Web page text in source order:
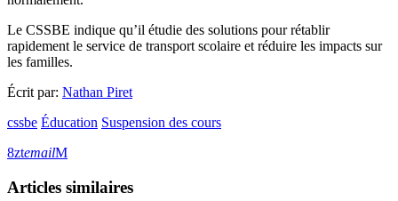
Le CSSBE indique qu’il étudie des solutions pour rétablir
rapidement le service de transport scolaire et réduire les impacts sur
les familles.
Écrit par: Nathan Piret
cssbe Éducation Suspension des cours
email
Articles similaires